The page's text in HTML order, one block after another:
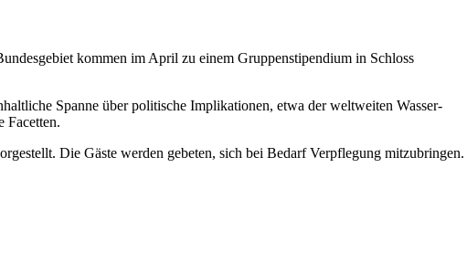
kommen im April zu einem Gruppenstipendium in Schloss
Spanne über politische Implikationen, etwa der weltweiten Wasser-
Facetten.
Die Gäste werden gebeten, sich bei Bedarf Verpflegung mitzubringen.